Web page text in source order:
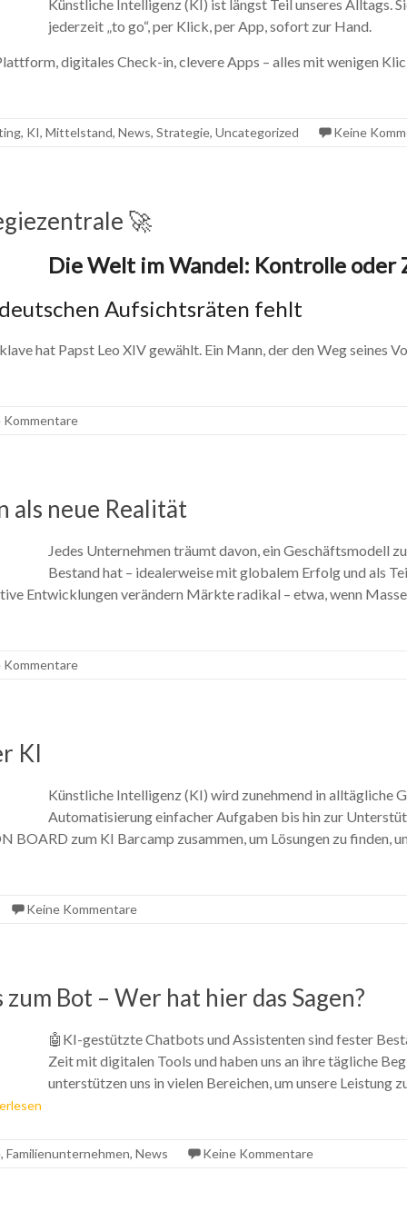
Künstliche Intelligenz (KI) ist längst Teil unseres Alltags.
jederzeit „to go“, per Klick, per App, sofort zur Hand.
digitales Check-in, clevere Apps – alles mit wenigen
, KI, Mittelstand, News, Strategie, Uncategorized Keine
🚀
Die Welt im Wandel: Kontrolle oder
Aufsichtsräten fehlt
hat Papst Leo XIV gewählt. Ein Mann, der den Weg seines
Kommentare
als neue Realität
Jedes Unternehmen träumt davon, ein Geschäftsmodell
Bestand hat – idealerweise mit globalem Erfolg und als
Entwicklungen verändern Märkte radikal – etwa, wenn
Kommentare
KI
Künstliche Intelligenz (KI) wird zunehmend in alltägliche
Automatisierung einfacher Aufgaben bis hin zur
zum KI Barcamp zusammen, um Lösungen zu finden,
Keine Kommentare
Bot – Wer hat hier das Sagen?
🤖KI-gestützte Chatbots und Assistenten sind fester
Zeit mit digitalen Tools und haben uns an ihre tägliche
unterstützen uns in vielen Bereichen, um unsere Leistung
, Familienunternehmen, News Keine Kommentare